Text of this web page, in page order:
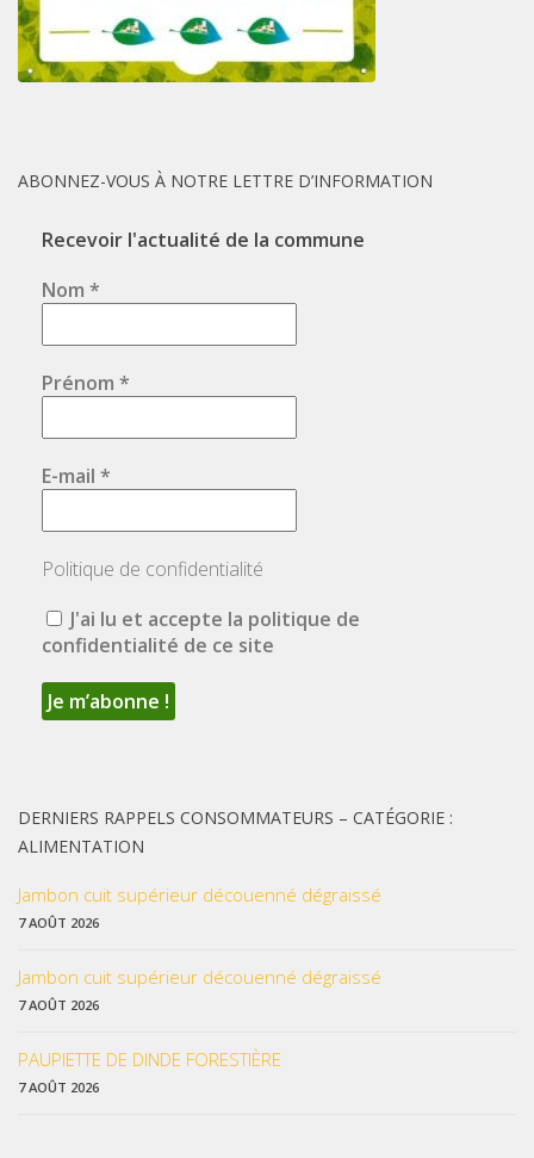
ABONNEZ-VOUS À NOTRE LETTRE D’INFORMATION
Recevoir l'actualité de la commune
Nom *
Prénom *
E-mail *
Politique de confidentialité
J'ai lu et accepte la politique de
confidentialité de ce site
DERNIERS RAPPELS CONSOMMATEURS – CATÉGORIE :
ALIMENTATION
Jambon cuit supérieur découenné dégraissé
7 AOÛT 2026
Jambon cuit supérieur découenné dégraissé
7 AOÛT 2026
PAUPIETTE DE DINDE FORESTIÈRE
7 AOÛT 2026